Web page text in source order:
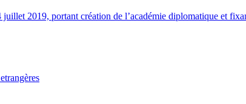
2019, portant création de l’académie diplomatique et